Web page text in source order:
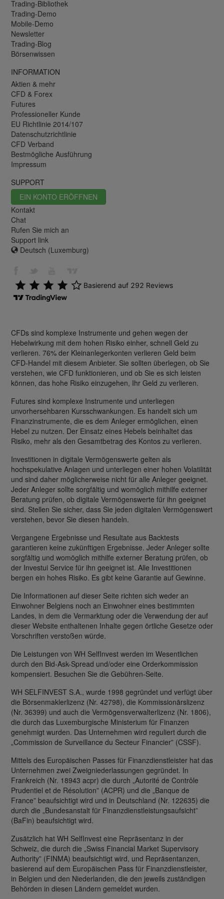
Trading-Bibliothek
Trading-Demo
Mobile-Demo
Newsletter
Trading-Blog
Börsenwissen
INFORMATION
Aktien & mehr
CFD & Forex
Futures
Professioneller Kunde
EU Richtlinie 2014/107
Datenschutzrichtlinie
CFD Verband
Bestmögliche Ausführung
Impressum
SUPPORT
EIN KONTO ERÖFFNEN
Kontakt
Chat
Rufen Sie mich an
Support link
Deutsch (Luxemburg)
CFDs sind komplexe Instrumente und gehen wegen der
Hebelwirkung mit dem hohen Risiko einher, schnell Geld zu
verlieren. 76% der Kleinanlegerkonten verlieren Geld beim
CFD-Handel mit diesem Anbieter. Sie sollten überlegen, ob Sie
verstehen, wie CFD funktionieren, und ob Sie es sich leisten
können, das hohe Risiko einzugehen, Ihr Geld zu verlieren.
Futures sind komplexe Instrumente und unterliegen
unvorhersehbaren Kursschwankungen. Es handelt sich um
Finanzinstrumente, die es dem Anleger ermöglichen, einen
Hebel zu nutzen. Der Einsatz eines Hebels beinhaltet das
Risiko, mehr als den Gesamtbetrag des Kontos zu verlieren.
Investitionen in digitale Vermögenswerte gelten als
hochspekulative Anlagen und unterliegen einer hohen Volatilität
und sind daher möglicherweise nicht für alle Anleger geeignet.
Jeder Anleger sollte sorgfältig und womöglich mithilfe externer
Beratung prüfen, ob digitale Vermögenswerte für ihn geeignet
sind. Stellen Sie sicher, dass Sie jeden digitalen Vermögenswert
verstehen, bevor Sie diesen handeln.
Vergangene Ergebnisse und Resultate aus Backtests
garantieren keine zukünftigen Ergebnisse. Jeder Anleger sollte
sorgfältig und womöglich mithilfe externer Beratung prüfen, ob
der Investui Service für ihn geeignet ist. Alle Investitionen
bergen ein hohes Risiko. Es gibt keine Garantie auf Gewinne.
Die Informationen auf dieser Seite richten sich weder an
Einwohner Belgiens noch an Einwohner eines bestimmten
Landes, in dem die Vermarktung oder die Verwendung der auf
dieser Website enthaltenen Inhalte gegen örtliche Gesetze oder
Vorschriften verstoßen würde.
Die Leistungen von WH SelfInvest werden im Wesentlichen
durch den Bid-Ask-Spread und/oder eine Orderkommission
kompensiert. Besuchen Sie die Gebühren-Seite.
WH SELFINVEST S.A., wurde 1998 gegründet und verfügt über
die Börsenmaklerlizenz (Nr. 42798), die Kommissionärslizenz
(Nr. 36399) und auch die Vermögensverwalterlizenz (Nr. 1806),
die durch das Luxemburgische Ministerium für Finanzen
genehmigt wurden. Das Unternehmen wird reguliert durch die
„Commission de Surveillance du Secteur Financier” (CSSF).
Mittels des Europäischen Passes für Finanzdienstleister hat das
Unternehmen zwei Zweigniederlassungen gegründet. In
Frankreich (Nr. 18943 acpr) die durch „Autorité de Contrôle
Prudentiel et de Résolution” (ACPR) und die „Banque de
France” beaufsichtigt wird und in Deutschland (Nr. 122635) die
durch die „Bundesanstalt für Finanzdienstleistungsaufsicht”
(BaFin) beaufsichtigt wird.
Zusätzlich hat WH SelfInvest eine Repräsentanz in der
Schweiz, die durch die „Swiss Financial Market Supervisory
Authority” (FINMA) beaufsichtigt wird, und Repräsentanzen,
basierend auf dem Europäischen Pass für Finanzdienstleister,
in Belgien und den Niederlanden, die den jeweils zuständigen
Behörden in diesen Ländern gemeldet wurden.